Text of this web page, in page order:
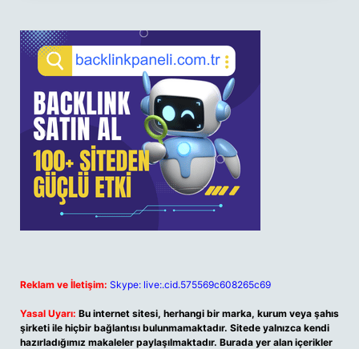
Reklam ve İletişim: Skype: live:.cid.575569c608265c69
Yasal Uyarı: Bu internet sitesi, herhangi bir marka, kurum veya şahıs
şirketi ile hiçbir bağlantısı bulunmamaktadır. Sitede yalnızca kendi
hazırladığımız makaleler paylaşılmaktadır. Burada yer alan içerikler